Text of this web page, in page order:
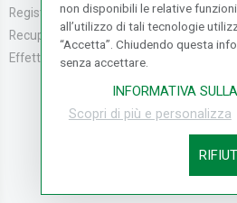
Registrati
Recupera la Passwo...
Effettua un Reso
non disponibili le relative
all’utilizzo di tali tecnologie
“Accetta”. Chiudendo questa
senza accettare.
INFORMATIVA
Scopri di più e personalizza